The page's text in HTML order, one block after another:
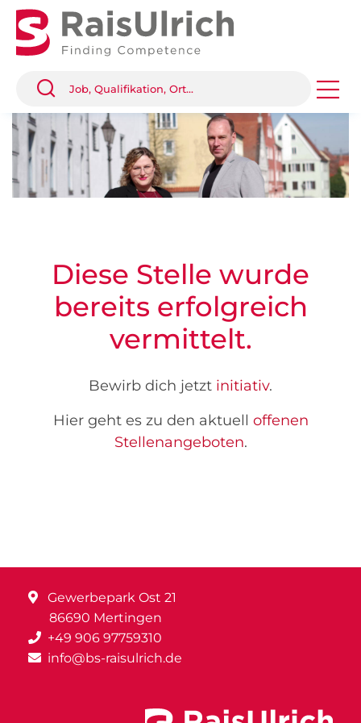
Diese Stelle wurde
bereits erfolgreich
vermittelt.
Bewirb dich jetzt initiativ.
Hier geht es zu den aktuell offenen
Stellenangeboten.
Gewerbepark Ost 21
86690 Mertingen
+49 906 97759310
info@bs-raisulrich.de